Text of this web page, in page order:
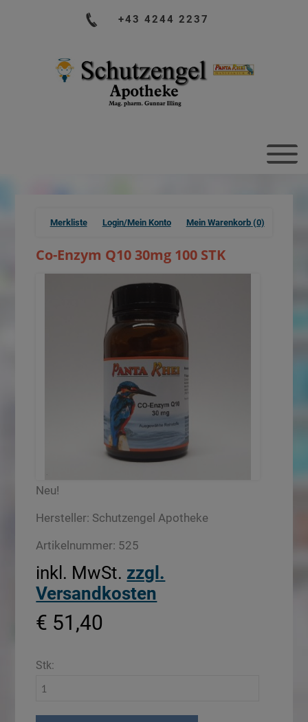
+43 4244 2237
Mein Warenkorb (0)
Login/Mein Konto
Merkliste
Co-Enzym Q10 30mg 100 STK
Neu!
Hersteller: Schutzengel Apotheke
Artikelnummer: 525
inkl. MwSt. zzgl.
Versandkosten
€ 51,40
Stk: